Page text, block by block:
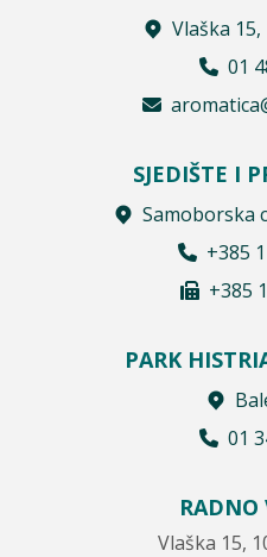
Vlaška
01
SJEDIŠTE I
Samoborska
+385
+385
PARK
01
RADNO
Vlaška 15,